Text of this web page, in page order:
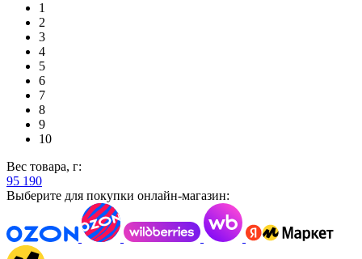
1
2
3
4
5
6
7
8
9
10
Вес товара, г:
95 190
Выберите для покупки онлайн-магазин: